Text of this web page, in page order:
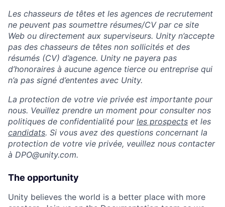
Les chasseurs de têtes et les agences de recrutement
ne peuvent pas soumettre résumes/CV par ce site
Web ou directement aux superviseurs. Unity n’accepte
pas des chasseurs de têtes non sollicités et des
résumés (CV) d’agence. Unity ne payera pas
d’honoraires à aucune agence tierce ou entreprise qui
n’a pas signé d’ententes avec Unity.
La protection de votre vie privée est importante pour
nous. Veuillez prendre un moment pour consulter nos
politiques de confidentialité pour les prospects et les
candidats. Si vous avez des questions concernant la
protection de votre vie privée, veuillez nous contacter
à DPO@unity.com.
The opportunity
Unity believes the world is a better place with more